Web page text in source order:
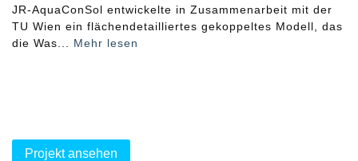
JR-AquaConSol entwickelte in Zusammenarbeit mit der
TU Wien ein flächendetailliertes gekoppeltes Modell, das
die Was... Mehr lesen
Projekt ansehen